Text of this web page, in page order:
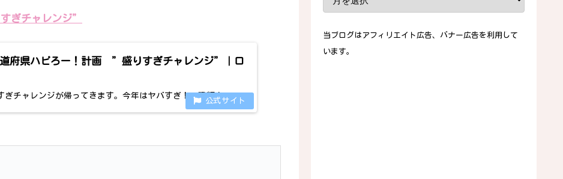
ぎチャレンジ”
道府県ハピろー！計画 ”盛りすぎチャレンジ”｜ロ
ぎチャレンジが帰ってきます。今年はヤバすぎ！19種類！
当ブログはアフィリエイト広告、バナー広告を利用して
います。